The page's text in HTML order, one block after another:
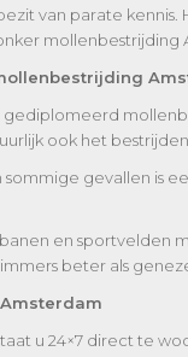
van parate
ook het
gevallen
en sportvelden
beter als
u 24×7 direct te